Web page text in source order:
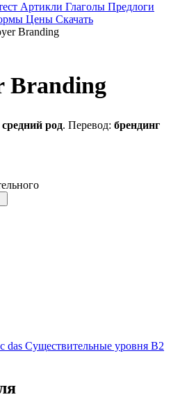
Артикли Глаголы Предлоги
Цены Скачать
Branding
Branding
средний род. Перевод: брендинг
das Существительные уровня B2